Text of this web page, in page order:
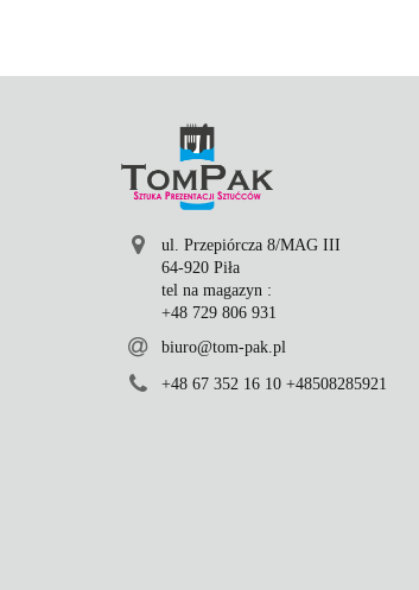
ul. Przepiórcza 8/MAG III
64-920 Piła
tel na magazyn :
+48 729 806 931
biuro@tom-pak.pl
+48 67 352 16 10 +48508285921